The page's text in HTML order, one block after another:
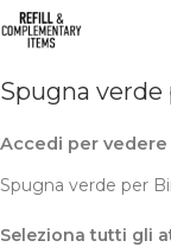
Spugna
Accedi per
Spugna verde per
Seleziona tutti gli